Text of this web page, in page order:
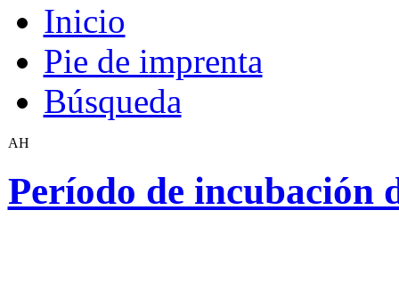
Inicio
Pie de imprenta
Búsqueda
AH
Período de incubación